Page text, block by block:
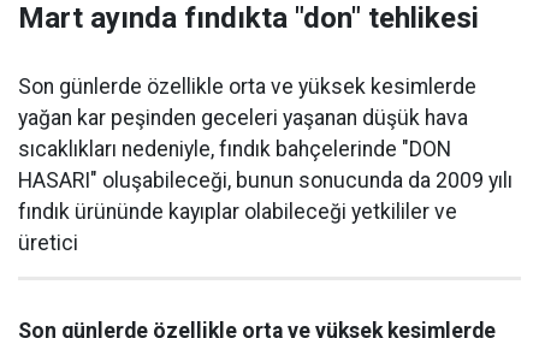
Mart ayında fındıkta "don" tehlikesi
Son günlerde özellikle orta ve yüksek kesimlerde
yağan kar peşinden geceleri yaşanan düşük hava
sıcaklıkları nedeniyle, fındık bahçelerinde "DON
HASARI" oluşabileceği, bunun sonucunda da 2009 yılı
fındık ürününde kayıplar olabileceği yetkililer ve
üretici
Son günlerde özellikle orta ve yüksek kesimlerde